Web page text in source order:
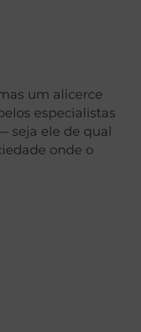
um alicerce
especialistas
seja ele de qual
onde o